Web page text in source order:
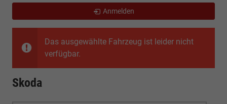
Das ausgewählte Fahrzeug ist leider nicht
verfügbar.
Skoda
Anmelden